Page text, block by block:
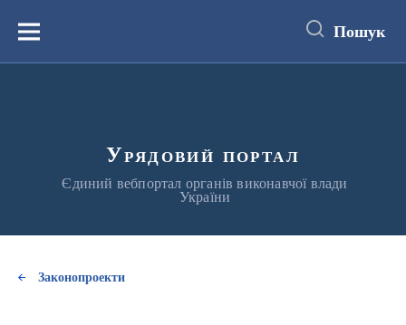
вмістуМеню Пошук
Урядовий портал
Єдиний вебпортал органів виконавчої влади
України
Законопроекти